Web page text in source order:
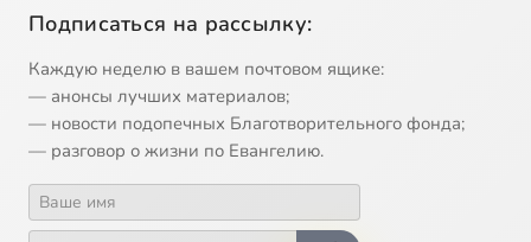
Подписаться на рассылку:
Каждую неделю в вашем почтовом ящике:
— анонсы лучших материалов;
— новости подопечных Благотворительного фонда;
— разговор о жизни по Евангелию.